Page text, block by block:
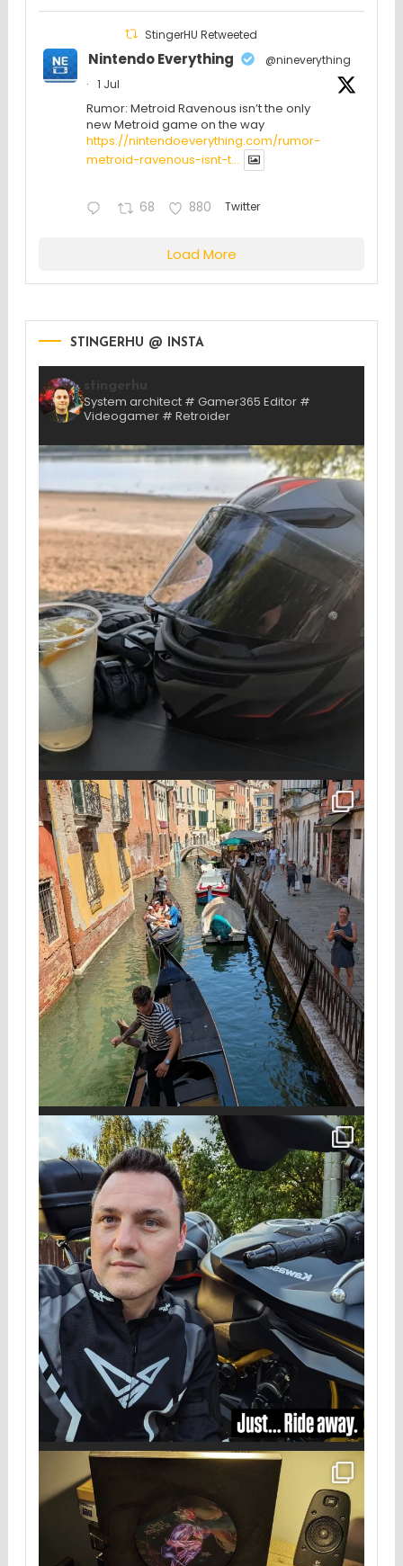
StingerHU Retweeted
Nintendo Everything
@nineverything
·
1 Jul
Rumor: Metroid Ravenous isn’t the only
new Metroid game on the way
https://nintendoeverything.com/rumor-
metroid-ravenous-isnt-t...
68 880 Twitter
Load More
STINGERHU @ INSTA
System architect # Gamer365 Editor #
Videogamer # Retroider